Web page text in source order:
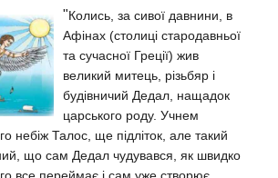
"Колись, за сивої давнини, в
Афінах (столиці стародавньої
та сучасної Греції) жив
великий митець, різьбяр і
будівничий Дедал, нащадок
царського роду. Учнем
небіж Талос, ще підліток, але такий
що сам Дедал чудувався, як швидко
все переймає і сам уже створює